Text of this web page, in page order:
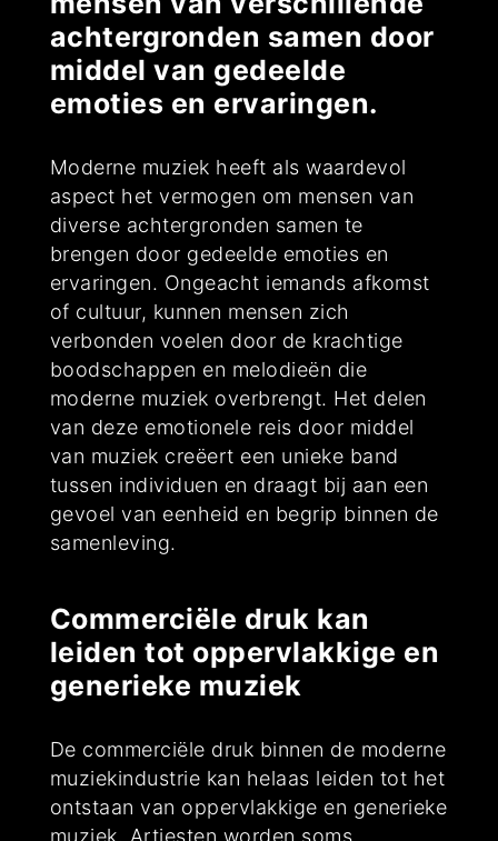
achtergronden samen door
middel van gedeelde
emoties en ervaringen.
Moderne muziek heeft als waardevol
aspect het vermogen om mensen van
diverse achtergronden samen te
brengen door gedeelde emoties en
ervaringen. Ongeacht iemands afkomst
of cultuur, kunnen mensen zich
verbonden voelen door de krachtige
boodschappen en melodieën die
moderne muziek overbrengt. Het delen
van deze emotionele reis door middel
van muziek creëert een unieke band
tussen individuen en draagt bij aan een
gevoel van eenheid en begrip binnen de
samenleving.
Commerciële druk kan
leiden tot oppervlakkige en
generieke muziek
De commerciële druk binnen de moderne
muziekindustrie kan helaas leiden tot het
ontstaan van oppervlakkige en generieke